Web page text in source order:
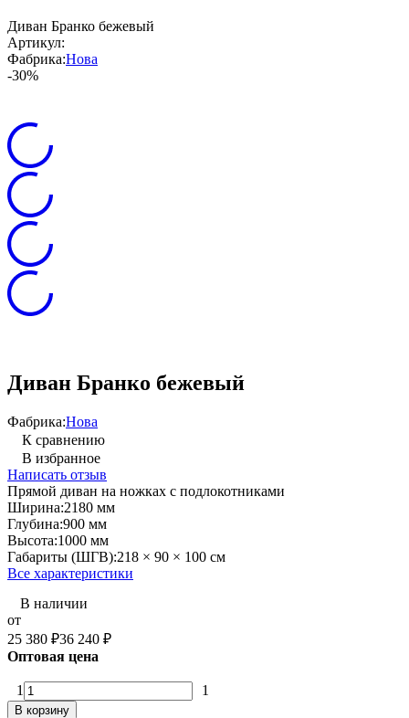
Диван Бранко бежевый
Артикул:
Фабрика:Нова
-30%
Диван Бранко бежевый
Фабрика:Нова
К сравнению
В избранное
Написать отзыв
Прямой диван на ножках с подлокотниками
Ширина:2180 мм
Глубина:900 мм
Высота:1000 мм
Габариты (ШГВ):218 × 90 × 100 см
Все характеристики
В наличии
от
25 380 ₽36 240 ₽
Оптовая цена
1 1
В корзину